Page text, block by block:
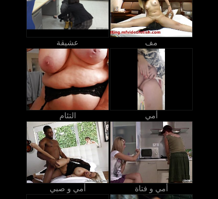
عشيقة مف
التئام أمي
أمي و صبي أمي و فتاة